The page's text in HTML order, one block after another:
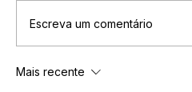
Escreva um comentário
Mais recente